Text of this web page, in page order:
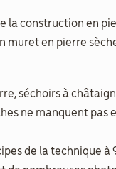
la construction en
muret en pierre
séchoirs à
ne manquent pas
de la technique